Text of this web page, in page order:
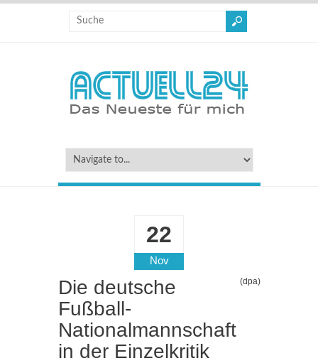
22
Nov
Die deutsche
Fußball-
Nationalmannschaft
in der Einzelkritik
(dpa)